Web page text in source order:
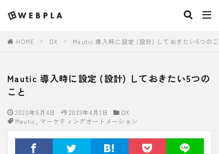
HOME DX Mautic 導入時に設定 (設計) しておきたい5つの
Mautic 導入時に設定 (設計) しておきたい5つの
こと
2020年5月4日 2023年4月1日
DX
Mautic
マーケティングオートメーション